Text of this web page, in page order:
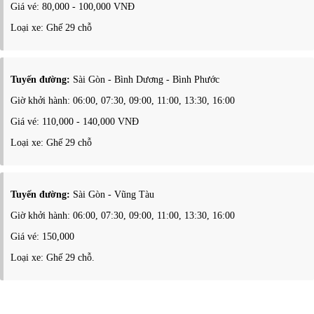
Giá vé: 80,000 - 100,000 VNĐ
Loại xe: Ghế 29 chỗ
Tuyến đường: Sài Gòn - Bình Dương - Bình Phước
Giờ khởi hành: 06:00, 07:30, 09:00, 11:00, 13:30, 16:00
Giá vé: 110,000 - 140,000 VNĐ
Loại xe: Ghế 29 chỗ
Tuyến đường: Sài Gòn - Vũng Tàu
Giờ khởi hành: 06:00, 07:30, 09:00, 11:00, 13:30, 16:00
Giá vé: 150,000
Loại xe: Ghế 29 chỗ.